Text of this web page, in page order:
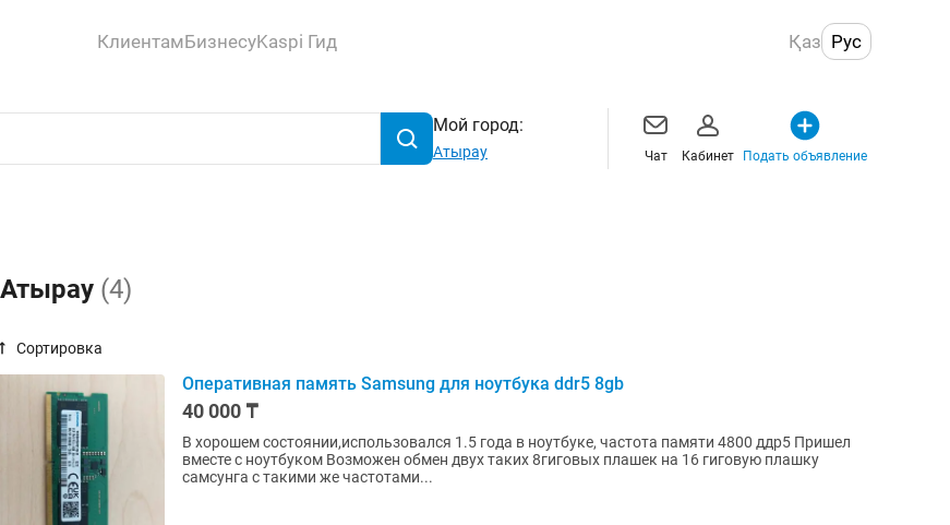
КлиентамБизнесуKaspi Гид Қаз Рус
Мой город:
Атырау Чат Кабинет Подать объявление
(4)
Сортировка
Оперативная память Samsung для ноутбука ddr5 8gb
40 000 ₸
В хорошем состоянии,использовался 1.5 года в ноутбуке, частота памяти 4800 ддр5 Пришел
вместе с ноутбуком Возможен обмен двух таких 8гиговых плашек на 16 гиговую плашку
самсунга с такими же частотами...